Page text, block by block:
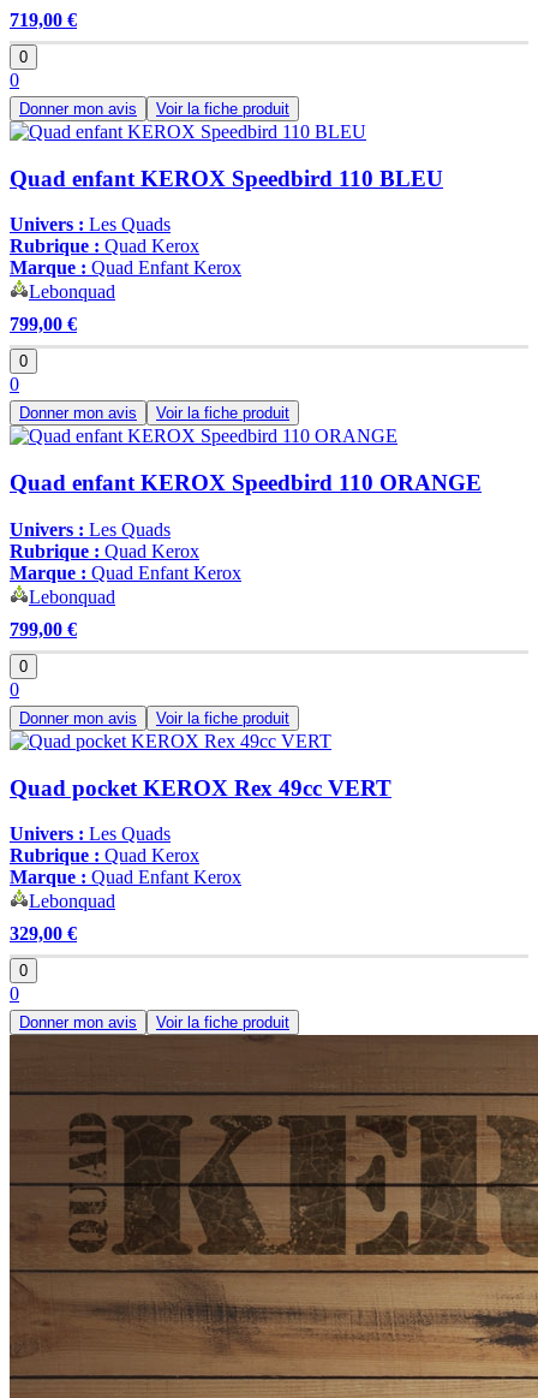
719,00 €
0
0
Donner mon avis Voir la fiche produit
Quad enfant KEROX Speedbird 110 BLEU
Univers : Les Quads
Rubrique : Quad Kerox
Marque : Quad Enfant Kerox
Lebonquad
799,00 €
0
0
Donner mon avis Voir la fiche produit
Quad enfant KEROX Speedbird 110 ORANGE
Univers : Les Quads
Rubrique : Quad Kerox
Marque : Quad Enfant Kerox
Lebonquad
799,00 €
0
0
Donner mon avis Voir la fiche produit
Quad pocket KEROX Rex 49cc VERT
Univers : Les Quads
Rubrique : Quad Kerox
Marque : Quad Enfant Kerox
Lebonquad
329,00 €
0
0
Donner mon avis Voir la fiche produit